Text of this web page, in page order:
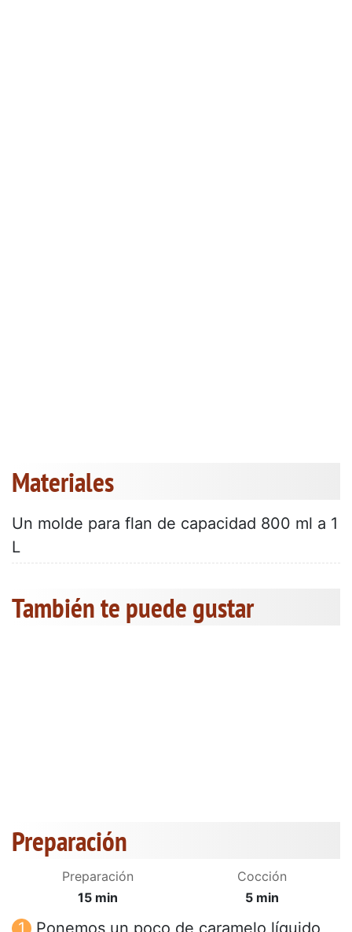
Materiales
Un molde para flan de capacidad 800 ml a 1
L
También te puede gustar
Preparación
Preparación
15 min
Cocción
5 min